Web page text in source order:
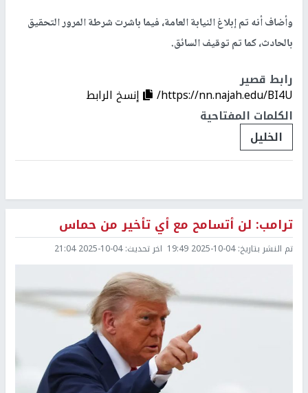
وأضاف أنه تم إبلاغ النيابة العامة، فيما باشرت شرطة المرور التحقيق
بالحادث، كما تم توقيف السائق.
رابط قصير
https://nn.najah.edu/BI4U/
إنسخ الرابط
الكلمات المفتاحية
الخليل
ترامب: لن أتسامح مع أي تأخير من حماس
تم النشر بتاريخ:2025-10-04 19:49 اخر تحديث:2025-10-04 21:04